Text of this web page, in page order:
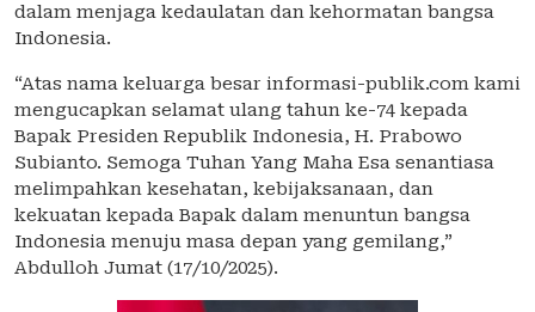
dalam menjaga kedaulatan dan kehormatan bangsa
Indonesia.
“Atas nama keluarga besar informasi-publik.com kami
mengucapkan selamat ulang tahun ke-74 kepada
Bapak Presiden Republik Indonesia, H. Prabowo
Subianto. Semoga Tuhan Yang Maha Esa senantiasa
melimpahkan kesehatan, kebijaksanaan, dan
kekuatan kepada Bapak dalam menuntun bangsa
Indonesia menuju masa depan yang gemilang,”
Abdulloh Jumat (17/10/2025).